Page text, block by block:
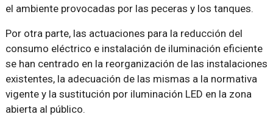
el ambiente provocadas por las peceras y los tanques.
Por otra parte, las actuaciones para la reducción del
consumo eléctrico e instalación de iluminación eficiente
se han centrado en la reorganización de las instalaciones
existentes, la adecuación de las mismas a la normativa
vigente y la sustitución por iluminación LED en la zona
abierta al público.